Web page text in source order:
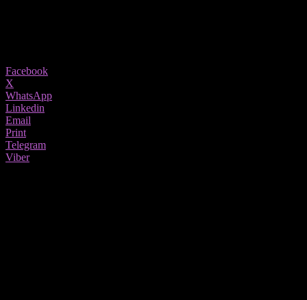
Facebook
X
WhatsApp
Linkedin
Email
Print
Telegram
Viber